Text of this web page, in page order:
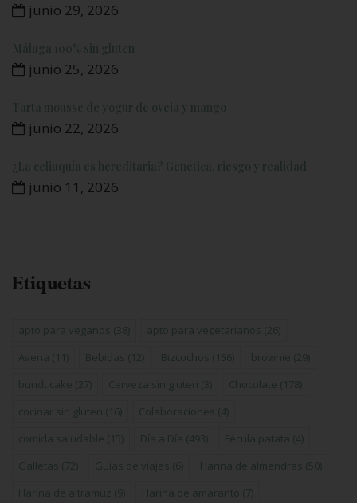
junio 29, 2026
Málaga 100% sin gluten
junio 25, 2026
Tarta mousse de yogur de oveja y mango
junio 22, 2026
¿La celiaquía es hereditaria? Genética, riesgo y realidad
junio 11, 2026
Etiquetas
apto para veganos (38) apto para vegetarianos (26)
Avena (11) Bebidas (12) Bizcochos (156) brownie (29)
bundt cake (27) Cerveza sin gluten (3) Chocolate (178)
cocinar sin gluten (16) Colaboraciones (4)
comida saludable (15) Día a Día (493) Fécula patata (4)
Galletas (72) Guías de viajes (6) Harina de almendras (50)
Harina de altramuz (9) Harina de amaranto (7)